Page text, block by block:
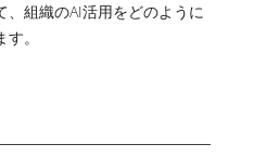
組織のAI活用をどのように
。